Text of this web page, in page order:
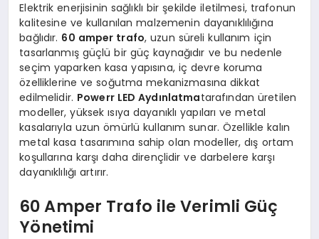
Elektrik enerjisinin sağlıklı bir şekilde iletilmesi, trafonun
kalitesine ve kullanılan malzemenin dayanıklılığına
bağlıdır. 60 amper trafo, uzun süreli kullanım için
tasarlanmış güçlü bir güç kaynağıdır ve bu nedenle
seçim yaparken kasa yapısına, iç devre koruma
özelliklerine ve soğutma mekanizmasına dikkat
edilmelidir. Powerr LED Aydınlatmatarafından üretilen
modeller, yüksek ısıya dayanıklı yapıları ve metal
kasalarıyla uzun ömürlü kullanım sunar. Özellikle kalın
metal kasa tasarımına sahip olan modeller, dış ortam
koşullarına karşı daha dirençlidir ve darbelere karşı
dayanıklılığı artırır.
60 Amper Trafo ile Verimli Güç
Yönetimi